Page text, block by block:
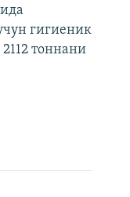
гигиеник
тоннани